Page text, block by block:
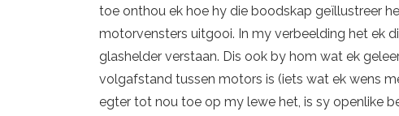
toe onthou ek hoe hy die boodskap geïllustreer
motorvensters uitgooi. In my verbeelding het ek
glashelder verstaan. Dis ook by hom wat ek
volgafstand tussen motors is (iets wat ek wens
egter tot nou toe op my lewe het, is sy openlike